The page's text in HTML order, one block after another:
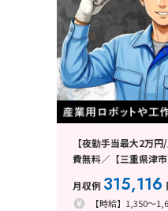
【夜勤手当最大2万
費無料／【三重県津市
月収例 315,116
【時給】1,350～